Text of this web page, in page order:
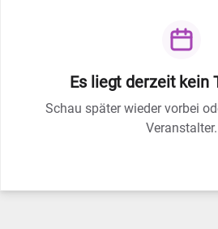
Es liegt derzeit kein
Schau später wieder vorbei
Veranstalter.